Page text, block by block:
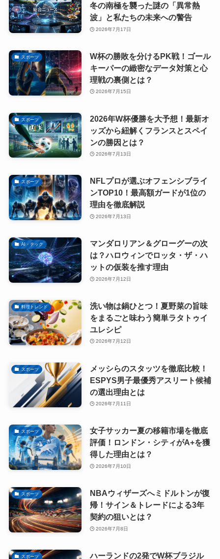
冬の南極を襲った謎の「異常熱
波」と私たちの未来への警告
2026年7月17日
スポーツ
W杯の勝敗を分けるPK戦！ゴール
キーパーの緻密なデータ対策と心
理戦の裏側とは？
2026年7月15日
スポーツ
2026年W杯優勝を大予想！最新オ
ッズから紐解くフランスとスペイ
ンの勝因とは？
2026年7月13日
スポーツ
NFLプロが選ぶオフェンシブライ
ンTOP10！最高額ガードが1位の
理由を徹底解説
2026年7月13日
AI・テック
マンダロリアン＆グローグーの次
は？ハロウィンでロッタ・ザ・ハ
ットの仮装を推す理由
2026年7月12日
料理トレンド
洗い物は鍋ひとつ！夏野菜の旨味
をまるごと味わう簡単ラタトゥイ
ユレシピ
2026年7月12日
スポーツ
メッシらのスタッツを徹底比較！
ESPYS男子最優秀アスリート候補
の選出理由とは
2026年7月11日
スポーツ
女子サッカー夏の移籍市場を徹底
評価！ロンドン・シティがA+を獲
得した理由とは？
2026年7月10日
スポーツ
NBAウィザーズへミドルトンが復
帰！サイン＆トレードによる3年
契約の狙いとは？
2026年7月8日
スポーツ ハーランドの2発でW杯ブラジル